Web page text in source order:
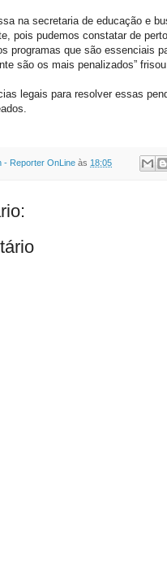
na secretaria de educação e
pois pudemos constatar de
programas que são essenciais
são os mais penalizados”
legais para resolver essas
- Reporter OnLine às 18:05